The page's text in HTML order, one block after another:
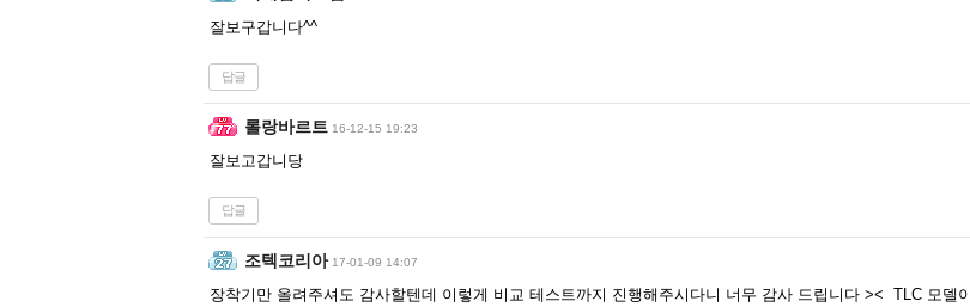
잘보구갑니다^^
답글
롤랑바르트 16-12-15 19:23
잘보고갑니당
답글
조텍코리아 17-01-09 14:07
장착기만 올려주셔도 감사할텐데 이렇게 비교 테스트까지 진행해주시다니 너무 감사 드립니다 >< TLC 모델